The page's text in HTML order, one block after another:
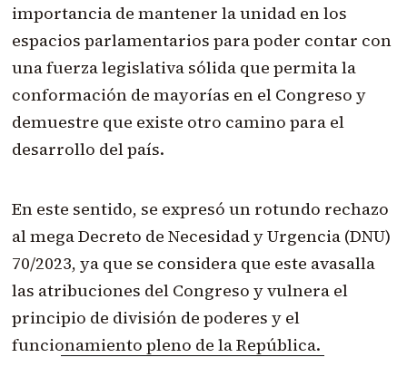
importancia de mantener la unidad en los
espacios parlamentarios para poder contar con
una fuerza legislativa sólida que permita la
conformación de mayorías en el Congreso y
demuestre que existe otro camino para el
desarrollo del país.
En este sentido, se expresó un rotundo rechazo
al mega Decreto de Necesidad y Urgencia (DNU)
70/2023, ya que se considera que este avasalla
las atribuciones del Congreso y vulnera el
principio de división de poderes y el
funcionamiento pleno de la República.